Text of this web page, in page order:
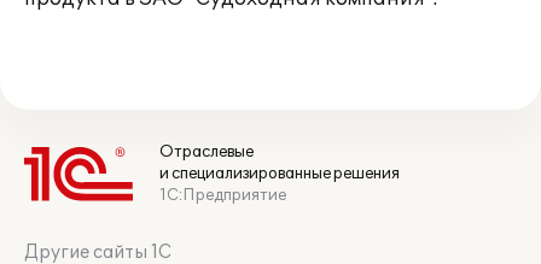
Отраслевые
и специализированные решения
1С:Предприятие
Другие сайты 1С